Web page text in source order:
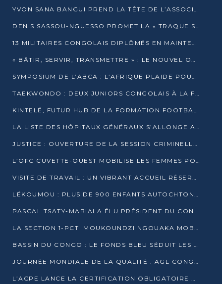
YVON SANA BANGUI PREND LA TÊTE DE L’ASSOCIATION DES BANQUES CENTRALES AFRICAINES
DENIS SASSOU-NGUESSO PROMET LA « TRAQUE SANS RELÂCHE » DU GRAND BANDITISME
13 MILITAIRES CONGOLAIS DIPLÔMÉS EN MAINTENANCE INDUSTRIELLE APRÈS TROIS ANS DE FORMATION À L’UNIVERSITÉ MARIEN-NGOUABI
« BÂTIR, SERVIR, TRANSMETTRE » : LE NOUVEL OUVRAGE QUI INTERPELLE LES COLLECTIVITÉS
SYMPOSIUM DE L’ABCA : L’AFRIQUE PLAIDE POUR UN FINANCEMENT CLIMATIQUE ÉQUITABLE
TAEKWONDO : DEUX JUNIORS CONGOLAIS À LA FINALE D’OPEN SYRIES 2025 À ABIDJAN
KINTELÉ, FUTUR HUB DE LA FORMATION FOOTBALLISTIQUE AFRICAINE ?
LA LISTE DES HÔPITAUX GÉNÉRAUX S’ALLONGE AU CONGO
JUSTICE : OUVERTURE DE LA SESSION CRIMINELLE À BRAZZAVILLE AVEC 52 DOSSIERS AU RÔLE
L’OFC CUVETTE-OUEST MOBILISE LES FEMMES POUR ACCUEILLIR LE PRÉSIDENT DE LA RÉPUBLIQUE
VISITE DE TRAVAIL : UN VIBRANT ACCUEIL RÉSERVÉ À DENIS SASSOU-N’GUESSO PAR L’ASSOCIATION « LES AMIS DE WOMO »
LÉKOUMOU : PLUS DE 900 ENFANTS AUTOCHTONES REÇOIVENT DES KITS SCOLAIRES GRÂCE À L’ESPACE OPOKO
PASCAL TSATY-MABIALA ÉLU PRÉSIDENT DU CONSEIL NATIONAL DE L’UPADS
LA SECTION 1-PCT MOUKOUNDZI NGOUAKA MOBILISE 100 000 FCFA POUR LE 6ᵉ CONGRÈS DU PARTI
BASSIN DU CONGO : LE FONDS BLEU SÉDUIT LES BAILLEURS À BELÉM
JOURNÉE MONDIALE DE LA QUALITÉ : AGL CONGO FORME ET SENSIBILISE LES JEUNES TALENTS
L’ACPE LANCE LA CERTIFICATION OBLIGATOIRE DES CONTRATS DE TRAVAIL DES TRANSPORTEURS